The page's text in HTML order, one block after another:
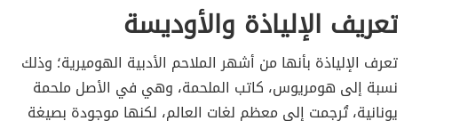
تعريف الإلياذة والأوديسة
تعرف الإلياذة بأنها من أشهر الملاحم الأدبية الهوميرية؛ وذلك
نسبة إلى هومريوس، كاتب الملحمة، وهي في الأصل ملحمة
يونانية، تُرجمت إلى معظم لغات العالم، لكنها موجودة بصيغة